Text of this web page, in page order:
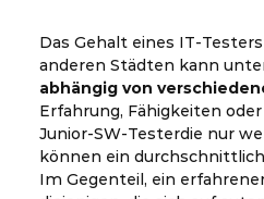
Das Gehalt eines IT-
anderen Städten kann
abhängig von
Erfahrung, Fähigkeiten
Junior-SW-Testerdie nur
können ein
Im Gegenteil, ein